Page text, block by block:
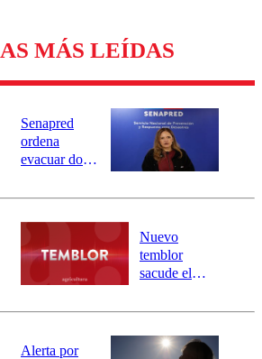
MÁS LEÍDAS
Senapred
ordena
evacuar dos
Carahue por
río Damas:
activa
mensajería
SAE
Nuevo
temblor
sacude el
revisa la
epicentro
Alerta por